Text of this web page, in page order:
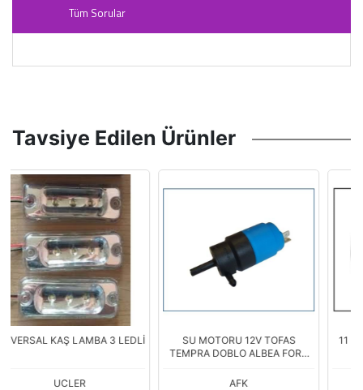
Tüm Sorular
Tavsiye Edilen Ürünler
SU MOTORU 12V TOFAS
11 FAN MOTORU 12V - (EMİCİ)
UNİPOİNT